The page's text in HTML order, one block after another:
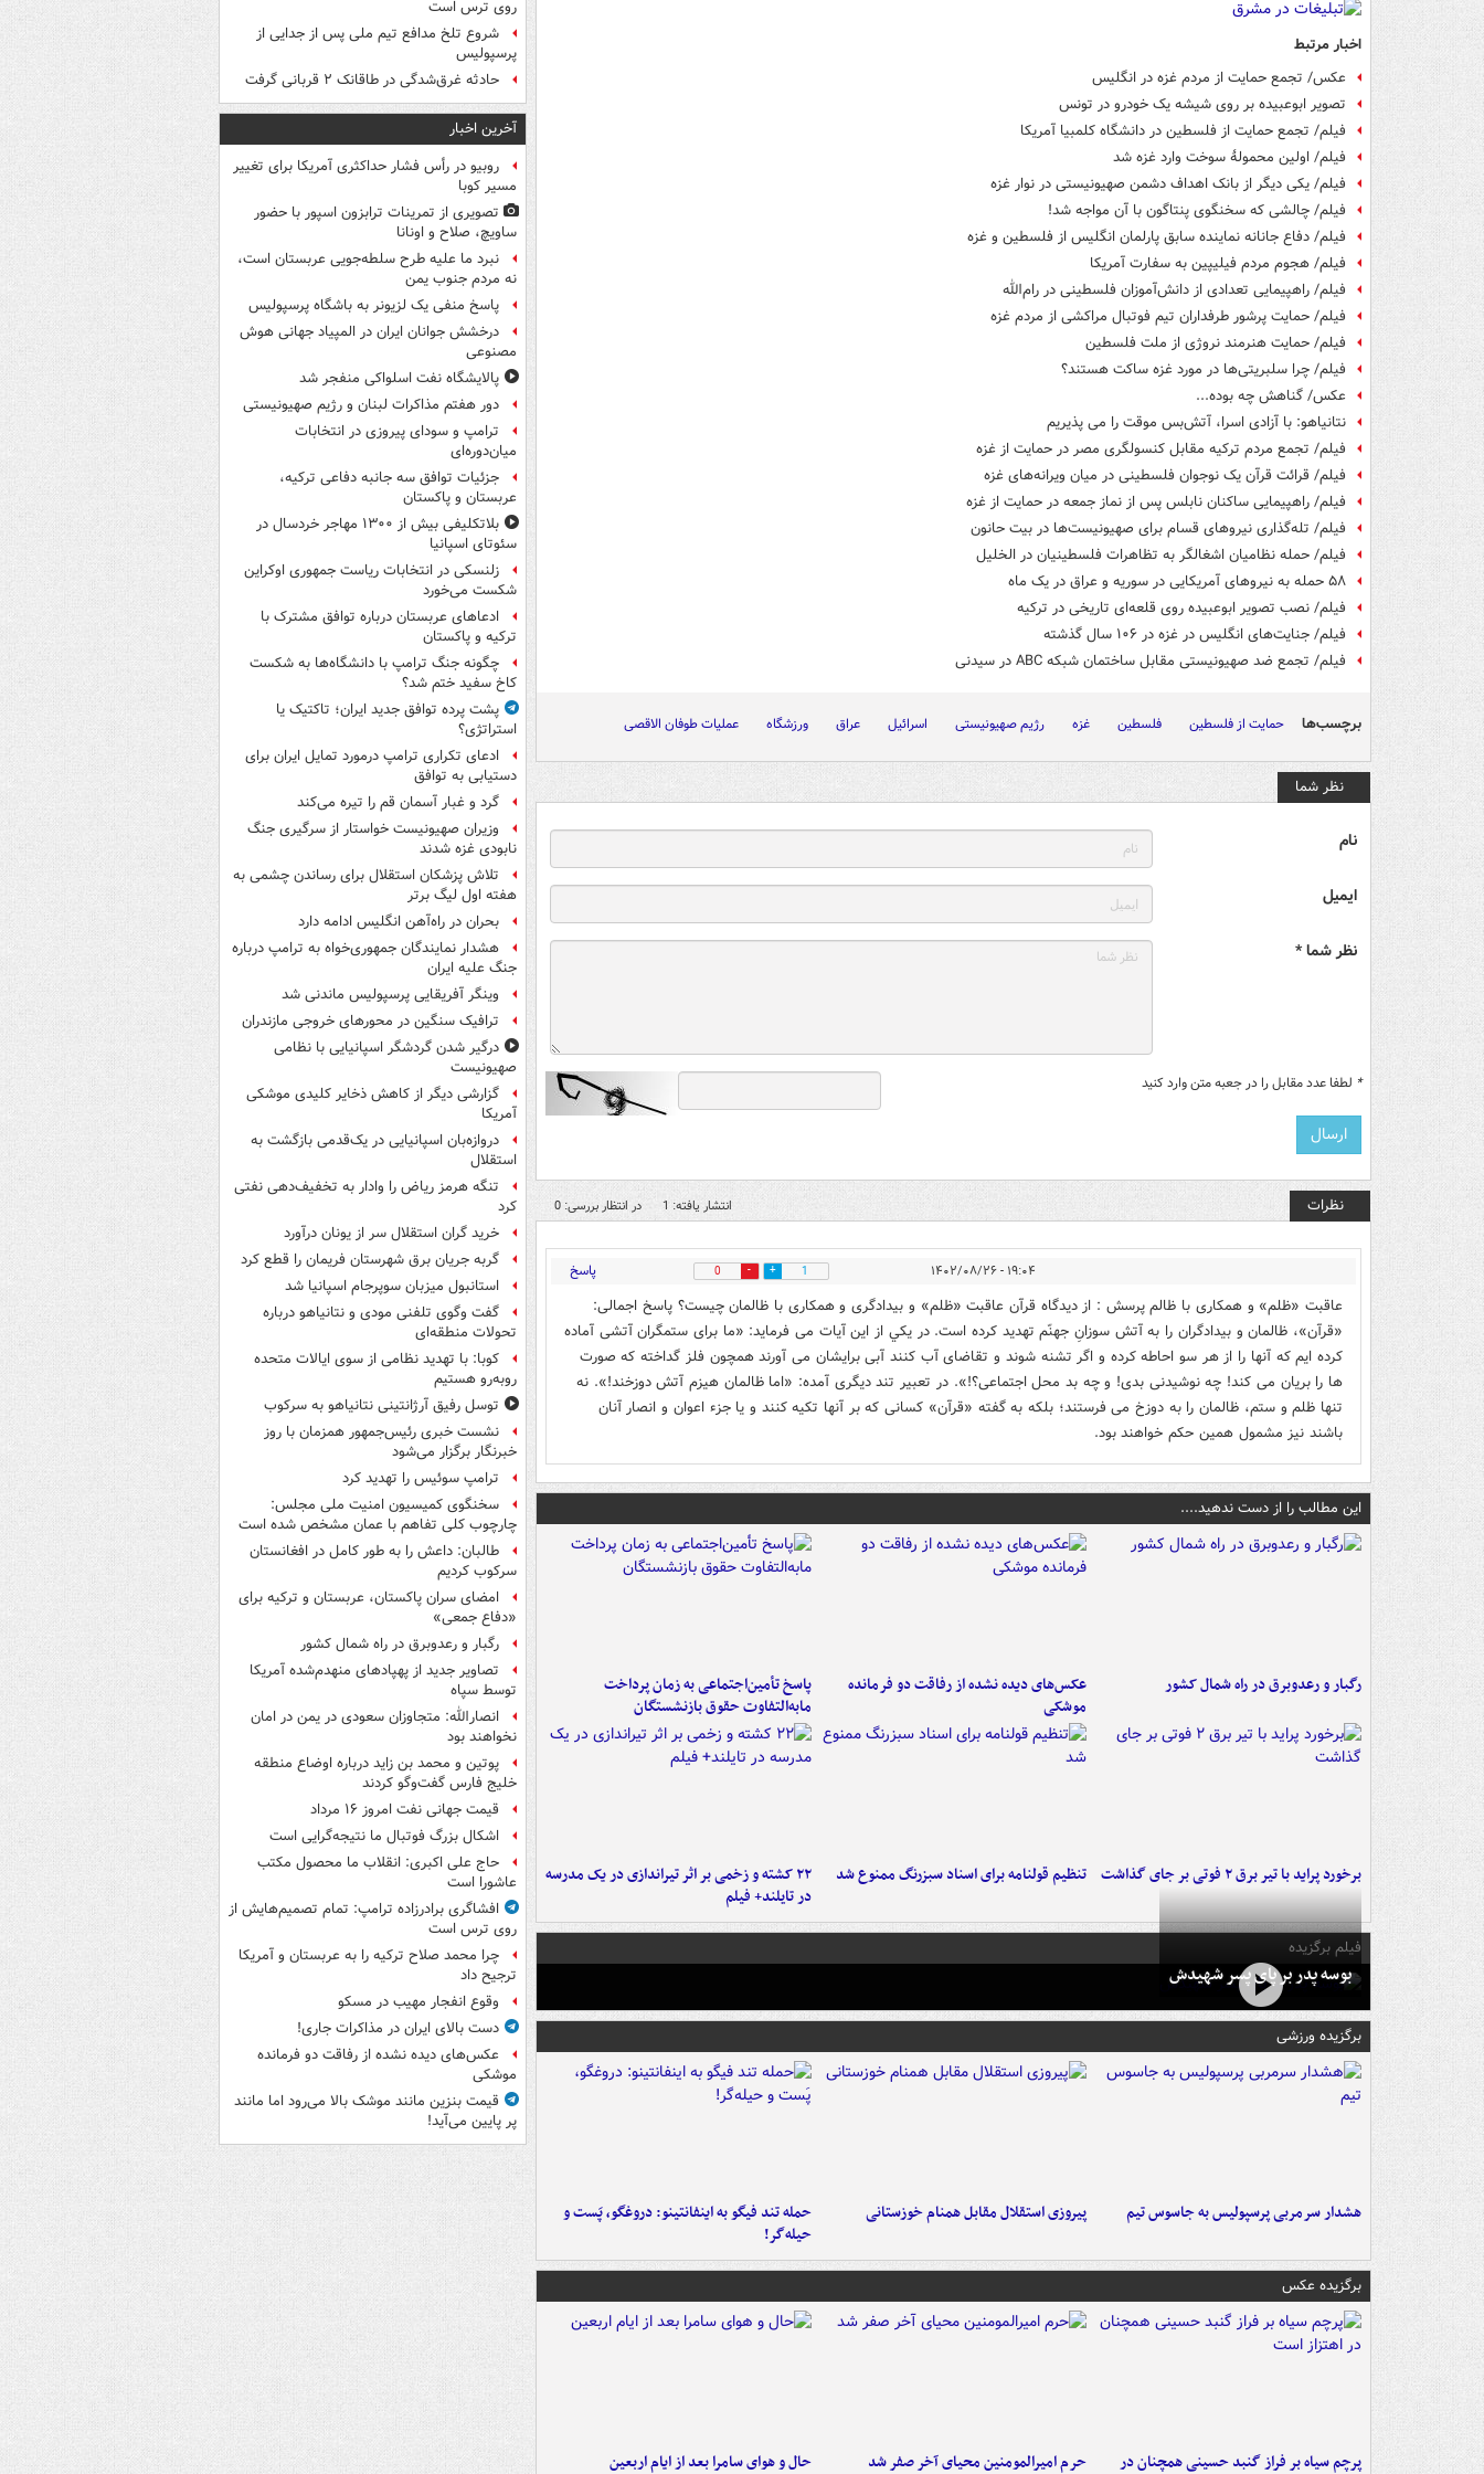
اخبار مرتبط
عکس/ تجمع حمایت از مردم غزه در انگلیس
تصویر ابوعبیده بر روی شیشه یک خودرو در تونس
فیلم/ تجمع حمایت از فلسطین در دانشگاه کلمبیا آمریکا
فیلم/ اولین محمولهٔ سوخت وارد غزه شد
فیلم/ یکی دیگر از بانک اهداف دشمن صهیونیستی در نوار غزه
فیلم/ چالشی که سخنگوی پنتاگون با آن مواجه شد!
فیلم/ دفاع جانانه نماینده سابق پارلمان انگلیس از فلسطین و غزه
فیلم/ هجوم مردم فیلیپین به سفارت آمریکا
فیلم/ راهپیمایی تعدادی از دانش‌آموزان فلسطینی در رام‌الله
فیلم/ حمایت پرشور طرفداران تیم فوتبال مراکشی از مردم غزه
فیلم/ حمایت هنرمند نروژی از ملت فلسطین
فیلم/ چرا سلبریتی‌ها در مورد غزه ساکت هستند؟
عکس/ گناهش چه بوده...
نتانیاهو: با آزادی اسرا، آتش‌بس موقت را می پذیریم
فیلم/ تجمع مردم ترکیه مقابل کنسولگری مصر در حمایت از غزه
فیلم/ قرائت قرآن یک نوجوان فلسطینی در میان ویرانه‌های غزه
فیلم/ راهپیمایی ساکنان نابلس پس از نماز جمعه در حمایت از غزه
فیلم/ تله‌گذاری نیروهای قسام برای صهیونیست‌ها در بیت حانون
فیلم/ حمله نظامیان اشغالگر به تظاهرات فلسطینیان در الخلیل
۵۸ حمله به نیروهای آمریکایی در سوریه و عراق در یک ماه
فیلم/ نصب تصویر ابوعبیده روی قلعه‌ای تاریخی در ترکیه
فیلم/ جنایت‌های انگلیس در غزه در ۱۰۶ سال گذشته
فیلم/ تجمع ضد صهیونیستی مقابل ساختمان شبکه ABC در سیدنی
برچسب‌ها حمایت از فلسطین فلسطین غزه رژیم صهیونیستی اسرائیل عراق ورزشگاه عملیات طوفان الاقصی
نظر شما
نام
ایمیل
نظر شما *
* لطفا عدد مقابل را در جعبه متن وارد کنید
نظرات انتشار یافته: 1 در انتظار بررسی: 0
۱۹:۰۴ - ۱۴۰۲/۰۸/۲۶ 1
0 پاسخ
عاقبت «ظلم» و همکاری با ظالم پرسش : از ديدگاه قرآن عاقبت «ظلم» و بیدادگری و همکاری با ظالمان چیست؟ پاسخ اجمالی:
«قرآن»، ظالمان و بيدادگران را به آتش سوزانِ جهنّم تهديد كرده است. در يكي از اين آيات مى فرمايد: «ما براى ستمگران آتشی آماده
كرده ايم كه آنها را از هر سو احاطه كرده و اگر تشنه شوند و تقاضاى آب كنند آبى برايشان مى آورند همچون فلز گداخته كه صورت
ها را بريان مى كند! چه نوشيدنى بدى! و چه بد محل اجتماعى؟!». در تعبير تند ديگرى آمده: «اما ظالمان هيزم آتش دوزخند!». نه
تنها ظلم و ستم، ظالمان را به دوزخ مى فرستند؛ بلكه به گفته «قرآن» كسانى كه بر آنها تكيه كنند و يا جزء اعوان و انصار آنان
باشند نيز مشمول همين حكم خواهند بود.
این مطالب را از دست ندهید....
رگبار و رعدوبرق در راه شمال کشور
عکس‌های دیده نشده از رفاقت دو فرمانده‌
موشکی
پاسخ تأمین‌اجتماعی به زمان پرداخت
مابه‌التفاوت حقوق بازنشستگان
برخورد پراید با تیر برق ۲ فوتی بر جای گذاشت تنظیم قولنامه برای اسناد سبزرنگ ممنوع شد
۲۲ کشته و زخمی بر اثر تیراندازی در یک مدرسه
در تایلند+ فیلم
فیلم برگزیده
بوسه‌ پدر بر پای پسر شهیدش
برگزیده ورزشی
هشدار سرمربی پرسپولیس به جاسوس تیم پیروزی استقلال مقابل همنام خوزستانی
حمله تند فیگو به اینفانتینو: دروغگو، پَست‌ و
حیله‌گر!
برگزیده عکس
پرچم سیاه بر فراز گنبد حسینی همچنان در
حرم امیرالمومنین محیای آخر صفر شد حال و هوای سامرا بعد از ایام اربعین
روی ترس است
شروع تلخ مدافع تیم ملی پس از جدایی از
پرسپولیس
حادثه غرق‌شدگی در طاقانک ۲ قربانی گرفت
آخرین اخبار
روبیو در رأس فشار حداکثری آمریکا برای تغییر
مسیر کوبا
تصویری از تمرینات ترابزون اسپور با حضور
ساویچ، صلاح و اونانا
نبرد ما علیه طرح سلطه‌جویی عربستان است،
نه مردم جنوب یمن
پاسخ منفی یک لزیونر به باشگاه پرسپولیس
درخشش جوانان ایران در المپیاد جهانی هوش
مصنوعی
پالایشگاه نفت اسلواکی منفجر شد
دور هفتم مذاکرات لبنان و رژیم صهیونیستی
ترامپ و سودای پیروزی در انتخابات
میان‌دوره‌ای
جزئیات توافق سه جانبه دفاعی ترکیه،
عربستان و پاکستان
بلاتکلیفی بیش از ۱۳۰۰ مهاجر خردسال در
سئوتای اسپانیا
زلنسکی در انتخابات ریاست جمهوری اوکراین
شکست می‌خورد
ادعاهای عربستان درباره توافق مشترک با
ترکیه و پاکستان
چگونه جنگ ترامپ با دانشگاه‌ها به شکست
کاخ سفید ختم شد؟
پشت پرده توافق جدید ایران؛ تاکتیک یا
استراتژی؟
ادعای تکراری ترامپ درمورد تمایل ایران برای
دستیابی به توافق
گرد و غبار آسمان قم را تیره می‌کند
وزیران صهیونیست خواستار از سرگیری جنگ
نابودی غزه شدند
تلاش پزشکان استقلال برای رساندن چشمی به
هفته اول لیگ برتر
بحران در راه‌آهن انگلیس ادامه دارد
هشدار نمایندگان جمهوری‌خواه به ترامپ درباره
جنگ علیه ایران
وینگر آفریقایی پرسپولیس ماندنی شد
ترافیک سنگین در محورهای خروجی مازندران
درگیر شدن گردشگر اسپانیایی با نظامی
صهیونیست
گزارشی دیگر از کاهش ذخایر کلیدی موشکی
آمریکا
دروازه‌بان اسپانیایی در یک‌قدمی بازگشت به
استقلال
تنگه هرمز ریاض را وادار به تخفیف‌دهی نفتی
کرد
خرید گران استقلال سر از یونان درآورد
گربه جریان برق شهرستان فریمان را قطع کرد
استانبول میزبان سوپرجام اسپانیا شد
گفت وگوی تلفنی مودی و نتانیاهو درباره
تحولات منطقه‌ای
کوبا: با تهدید نظامی از سوی ایالات متحده
روبه‌رو هستیم
توسل رفیق آرژانتینی نتانیاهو به سرکوب
نشست خبری رئیس‌جمهور همزمان با روز
خبرنگار برگزار می‌شود
ترامپ سوئیس را تهدید کرد
سخنگوی کمیسیون امنیت ملی مجلس:
چارچوب کلی تفاهم با عمان مشخص شده است
طالبان: داعش را به طور کامل در افغانستان
سرکوب کردیم
امضای سران پاکستان، عربستان و ترکیه برای
«دفاع جمعی»
رگبار و رعدوبرق در راه شمال کشور
تصاویر جدید از پهپادهای منهدم‌شده آمریکا
توسط سپاه
انصارالله: متجاوزان سعودی در یمن در امان
نخواهند بود
پوتین و محمد بن زاید درباره اوضاع منطقه
خلیج فارس گفت‌وگو کردند
قیمت جهانی نفت امروز ۱۶ مرداد
اشکال بزرگ فوتبال ما نتیجه‌گرایی است
حاج علی اکبری: انقلاب ما محصول مکتب
عاشورا است
افشاگری برادرزاده ترامپ: تمام تصمیم‌هایش از
روی ترس است
چرا محمد صلاح ترکیه را به عربستان و آمریکا
ترجیح داد
وقوع انفجار مهیب در مسکو
دست بالای ایران در مذاکرات جاری!
عکس‌های دیده نشده از رفاقت دو فرمانده‌
موشکی
قیمت بنزین مانند موشک بالا می‌رود اما مانند
پر پایین می‌آید!